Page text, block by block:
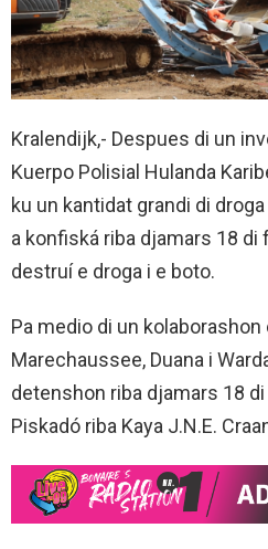
Kralendijk,- Despues di un
Kuerpo Polisial Hulanda
ku un kantidat grandi di
a konfiská riba djamars 18 di
destruí e droga i e boto.
Pa medio di un
Marechaussee, Duana i
detenshon riba djamars 18
Piskadó riba Kaya J.N.E.